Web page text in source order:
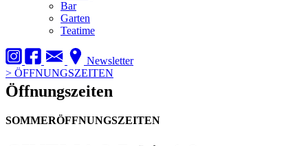
Bar
Garten
Teatime
Newsletter
> ÖFFNUNGSZEITEN
Öffnungszeiten
SOMMERÖFFNUNGSZEITEN